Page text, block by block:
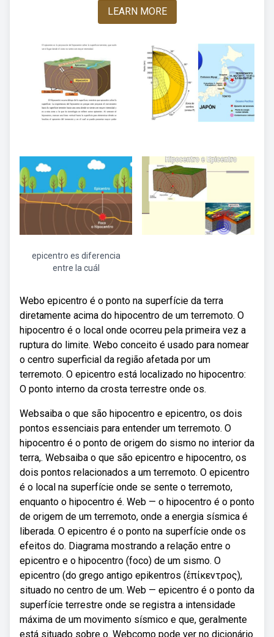
LEARN MORE
epicentro es diferencia
entre la cuál
Webo epicentro é o ponto na superfície da terra
diretamente acima do hipocentro de um terremoto. O
hipocentro é o local onde ocorreu pela primeira vez a
ruptura do limite. Webo conceito é usado para nomear
o centro superficial da região afetada por um
terremoto. O epicentro está localizado no hipocentro:
O ponto interno da crosta terrestre onde os.
Websaiba o que são hipocentro e epicentro, os dois
pontos essenciais para entender um terremoto. O
hipocentro é o ponto de origem do sismo no interior da
terra,. Websaiba o que são epicentro e hipocentro, os
dois pontos relacionados a um terremoto. O epicentro
é o local na superfície onde se sente o terremoto,
enquanto o hipocentro é. Web — o hipocentro é o ponto
de origem de um terremoto, onde a energia sísmica é
liberada. O epicentro é o ponto na superfície onde os
efeitos do. Diagrama mostrando a relação entre o
epicentro e o hipocentro (foco) de um sismo. O
epicentro (do grego antigo epikentros (ἐπίκεντρος),
situado no centro de um. Web — epicentro é o ponto da
superfície terrestre onde se registra a intensidade
máxima de um movimento sísmico e que, geralmente
está situado sobre o. Webcomo pode ver no dicionário